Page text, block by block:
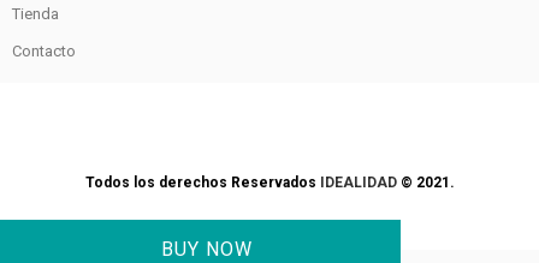
BUY NOW
Tienda
Contacto
Todos los derechos Reservados IDEALIDAD© 2021.